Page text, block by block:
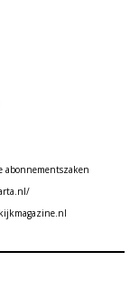
abonnementszaken